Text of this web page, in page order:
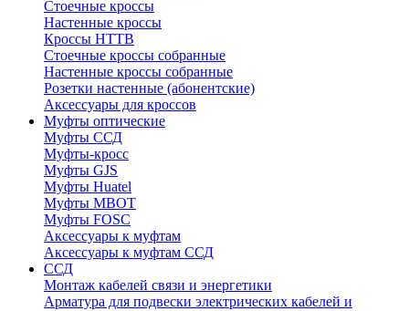
Стоечные кроссы
Настенные кроссы
Кроссы HTTB
Стоечные кроссы собранные
Настенные кроссы собранные
Розетки настенные (абонентские)
Аксессуары для кроссов
Муфты оптические
Муфты ССД
Муфты-кросс
Муфты GJS
Муфты Huatel
Муфты МВОТ
Муфты FOSC
Аксессуары к муфтам
Аксессуары к муфтам ССД
ССД
Монтаж кабелей связи и энергетики
Арматура для подвески электрических кабелей и